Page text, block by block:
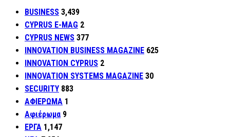
BUSINESS 3,439
CYPRUS E-MAG 2
CYPRUS NEWS 377
INNOVATION BUSINESS MAGAZINE 625
INNOVATION CYPRUS 2
INNOVATION SYSTEMS MAGAZINE 30
SECURITY 883
ΑΦΙΕΡΩΜΑ 1
Αφιέρωμα 9
ΕΡΓΑ 1,147